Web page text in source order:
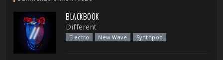
BLACKBOOK
Different
Electro New Wave Synthpop